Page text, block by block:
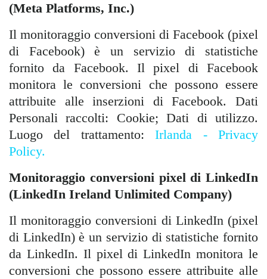
(Meta Platforms, Inc.)
Il monitoraggio conversioni di Facebook (pixel
di Facebook) è un servizio di statistiche
fornito da Facebook. Il pixel di Facebook
monitora le conversioni che possono essere
attribuite alle inserzioni di Facebook. Dati
Personali raccolti: Cookie; Dati di utilizzo.
Luogo del trattamento: Irlanda - Privacy
Policy.
Monitoraggio conversioni pixel di LinkedIn
(LinkedIn Ireland Unlimited Company)
Il monitoraggio conversioni di LinkedIn (pixel
di LinkedIn) è un servizio di statistiche fornito
da LinkedIn. Il pixel di LinkedIn monitora le
conversioni che possono essere attribuite alle